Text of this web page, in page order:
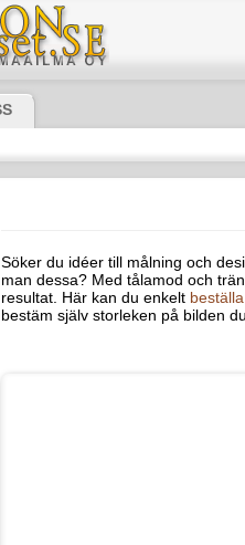
Söker du idéer till målning och design
tålamod och träning, blir det enkelt
mönsterschabloner via internet. Välj